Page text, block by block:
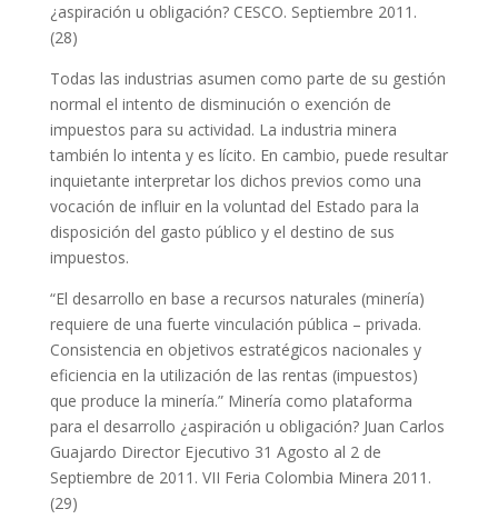
¿aspiración u obligación? CESCO. Septiembre 2011.
(28)
Todas las industrias asumen como parte de su gestión
normal el intento de disminución o exención de
impuestos para su actividad. La industria minera
también lo intenta y es lícito. En cambio, puede resultar
inquietante interpretar los dichos previos como una
vocación de influir en la voluntad del Estado para la
disposición del gasto público y el destino de sus
impuestos.
“El desarrollo en base a recursos naturales (minería)
requiere de una fuerte vinculación pública – privada.
Consistencia en objetivos estratégicos nacionales y
eficiencia en la utilización de las rentas (impuestos)
que produce la minería.” Minería como plataforma
para el desarrollo ¿aspiración u obligación? Juan Carlos
Guajardo Director Ejecutivo 31 Agosto al 2 de
Septiembre de 2011. VII Feria Colombia Minera 2011.
(29)